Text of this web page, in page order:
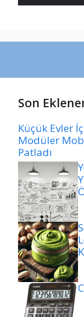
Son
Küçük Evler
Modüler
Patladı